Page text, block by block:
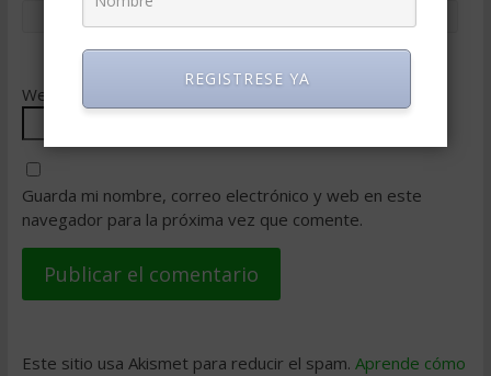
Web
Guarda mi nombre, correo electrónico y web en este
navegador para la próxima vez que comente.
Este sitio usa Akismet para reducir el spam. Aprende cómo
REGISTRESE YA